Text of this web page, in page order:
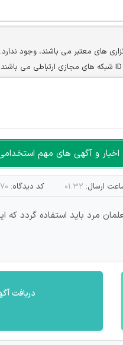
های معتبر می باشند، وجود ندارد.
غیر مجاز می باشد.
جمعی و چه فردی توسط کاربران
و آگهی های مهم استخدامی
ارسال: ۰۱:۳۲ کد دیدگاه:
مرد باید استفاده گردد
دریافت